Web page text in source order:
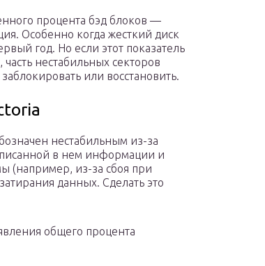
процента бэд блоков —
Особенно когда жесткий диск
год. Но если этот показатель
нестабильных секторов
или восстановить.
нестабильным из-за
в нем информации и
(например, из-за сбоя при
данных. Сделать это
общего процента